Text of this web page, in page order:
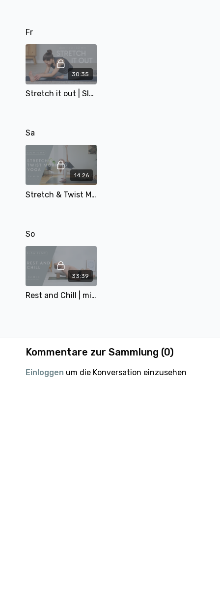
Fr
30:35
Stretch it out | Slow Flow | 30 min | mit Alina
Sa
14:26
Stretch & Twist Morning Yoga | mit Mary | 14 Min
So
33:39
Rest and Chill | mit Tobi | 34 Min | Reignite your practice Tag 5
Kommentare zur Sammlung (0)
Einloggen um die Konversation einzusehen